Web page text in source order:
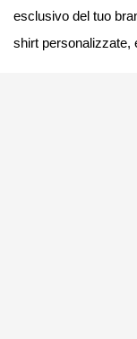
esclusivo del tuo
shirt personalizzate,